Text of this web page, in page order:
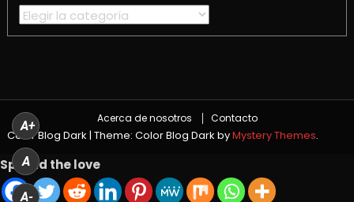
Secciones
Acerca de nosotros Contacto
Color Blog Dark | Theme: Color Blog Dark byMystery Themes.
Spread the love
A+
A
A-